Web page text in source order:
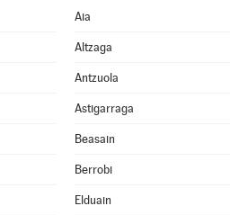
Aia
Altzaga
Antzuola
Astigarraga
Beasain
Berrobi
Elduain